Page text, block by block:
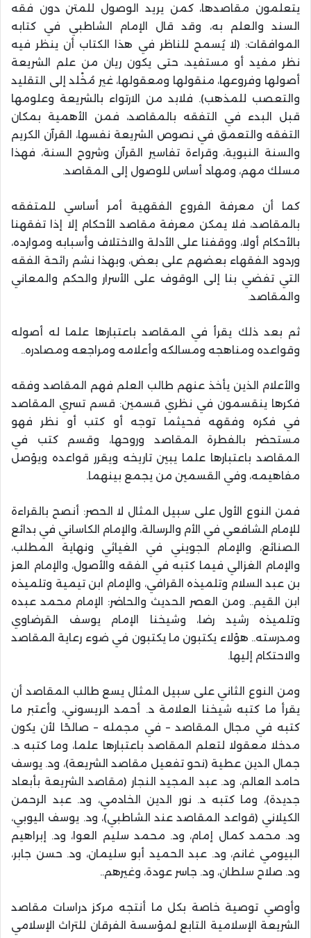
يتعلمون مقاصدها، كمن يريد الوصول للمتن دون فقه
السند والعلم به، وقد قال الإمام الشاطبي في كتابه
الموافقات: (لا يُسمح للناظر في هذا الكتاب أن ينظر فيه
نظر مفيد أو مستفيد، حتى يكون ريان من علم الشريعة
أصولها وفروعها، منقولها ومعقولها، غير مُخْلد إلى التقليد
والتعصب للمذهب). فلابد من الارتواء بالشريعة وعلومها
قبل البدء في التفقه بالمقاصد، فمن الأهمية بمكان
التفقه والتعمق في نصوص الشريعة نفسها، القرآن الكريم
والسنة النبوية، وقراءة تفاسير القرآن وشروح السنة، فهذا
مسلك مهم، ومهاد أساس للوصول إلى المقاصد.
كما أن معرفة الفروع الفقهية أمر أساسي للمتفقه
بالمقاصد، فلا يمكن معرفة مقاصد الأحكام إلا إذا تفقهنا
بالأحكام أولا، ووقفنا على الأدلة والاختلاف وأسبابه وموارده،
وردود الفقهاء بعضهم على بعض، وبهذا نشم رائحة الفقه
التي تفضي بنا إلى الوقوف على الأسرار والحكم والمعاني
والمقاصد.
ثم بعد ذلك يقرأ في المقاصد باعتبارها علما له أصوله
وقواعده ومناهجه ومسالكه وأعلامه ومراجعه ومصادره..
والأعلام الذين يأخذ عنهم طالب العلم فهم المقاصد وفقه
فكرها ينقسمون في نظري قسمين: قسم تسري المقاصد
في فكره وفقهه فحيثما توجه أو كتب أو نظر فهو
مستحضر بالفطرة المقاصد وروحها، وقسم كتب في
المقاصد باعتبارها علما يبين تاريخه ويقرر قواعده ويؤصل
مفاهيمه، وفي القسمين من يجمع بينهما.
فمن النوع الأول على سبيل المثال لا الحصر: أنصح بالقراءة
للإمام الشافعي في الأم والرسالة، والإمام الكاساني في بدائع
الصنائع، والإمام الجويني في الغياثي ونهاية المطلب،
والإمام الغزالي فيما كتبه في الفقه والأصول، والإمام العز
بن عبد السلام وتلميذه القرافي، والإمام ابن تيمية وتلميذه
ابن القيم.. ومن العصر الحديث والحاضر: الإمام محمد عبده
وتلميذه رشيد رضا، وشيخنا الإمام يوسف القرضاوي
ومدرسته.. هؤلاء يكتبون ما يكتبون في ضوء رعاية المقاصد
والاحتكام إليها.
ومن النوع الثاني على سبيل المثال يسع طالب المقاصد أن
يقرأ ما كتبه شيخنا العلامة د. أحمد الريسوني، وأعتبر ما
كتبه في مجال المقاصد – في مجمله – صالحًا لأن يكون
مدخلا معقولا لتعلم المقاصد باعتبارها علما، وما كتبه د.
جمال الدين عطية (نحو تفعيل مقاصد الشريعة)، ود. يوسف
حامد العالم، ود. عبد المجيد النجار (مقاصد الشريعة بأبعاد
جديدة)، وما كتبه د. نور الدين الخادمي، ود. عبد الرحمن
الكيلاني (قواعد المقاصد عند الشاطبي)، ود. يوسف اليوبي،
ود. محمد كمال إمام، ود. محمد سليم العوا، ود. إبراهيم
البيومي غانم، ود. عبد الحميد أبو سليمان، ود. حسن جابر،
ود. صلاح سلطان، ود. جاسر عودة، وغيرهم..
وأوصي توصية خاصة بكل ما أنتجه مركز دراسات مقاصد
الشريعة الإسلامية التابع لمؤسسة الفرقان للتراث الإسلامي